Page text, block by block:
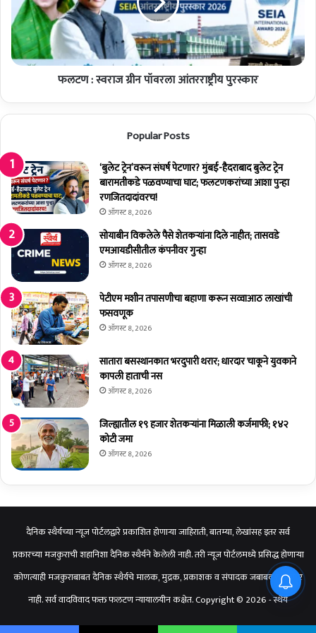
स्वा
ग
त
-
शो
उ
त्सा
हा
त
स्व
रा
ज
ग्री
आं
त
र
रा
ष्ट्री
य
पु
र
स्का
र
फलटण : स्वराज ग्रीन पॉवरला आंतरराष्ट्रीय पुरस्कार
Popular Posts
‘बुलेट ट्रेन’वरून संघर्ष पेटणार? मुंबई-हैदराबाद बुलेट ट्रेन
बारामतीकडे पळवण्याचा घाट; फलटणकरांच्या आशा पुन्हा
रणजितदादांवरच!
ऑगस्ट 8, 2026
सोयाबीन विकलेले पैसे शेतकर्‍यांना दिले नाहीत; तासवडे
एमआयडीसीतील कंपनीवर गुन्हा
ऑगस्ट 8, 2026
पेटीएम मशीन तपासणीचा बहाणा करून सव्वाआठ लाखांची
फसवणूक
ऑगस्ट 8, 2026
सातारा बसस्थानकात भरदुपारी थरार; धारदार चाकूने युवकाने
कापली हाताची नस
ऑगस्ट 8, 2026
जिल्ह्यातील १९ हजार शेतकर्‍यांना मिळाली कर्जमाफी; १४२
कोटी जमा
ऑगस्ट 8, 2026
दैनिक स्थैर्यच्या न्यूज पोर्टलद्वारे प्रकाशित होणाऱ्या जाहिराती, बातम्या, लेखांसह इतर सर्व
प्रकारच्या मजकुराची शहानिशा दैनिक स्थैर्यने केलेली नाही. तरी न्यूज पोर्टलमध्ये प्रसिद्ध होणाऱ्या
कोणत्याही मजकुराबाबत दैनिक स्थैर्यचे मालक, मुद्रक, प्रकाशक व संपादक जबाबदार राहणार
नाही. सर्व वादविवाद फक्त फलटण न्यायालयीन कक्षेत. Copyright © 2026 - स्थैर्य